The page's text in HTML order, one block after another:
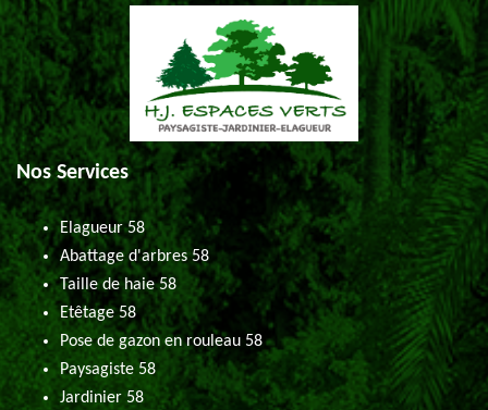
Nos Services
Elagueur 58
Abattage d'arbres 58
Taille de haie 58
Etêtage 58
Pose de gazon en rouleau 58
Paysagiste 58
Jardinier 58